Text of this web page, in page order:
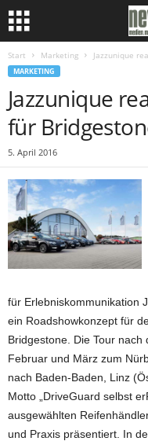
Start Marketing Jazzunique
MARKETING
Jazzunique
für
5. April 2016
für Erlebniskommunikation
ein Roadshowkonzept für
Bridgestone. Die Tour
Februar und März zum
nach Baden-Baden, Linz
Motto „DriveGuard selbst
ausgewählten
und Praxis präsentiert. In